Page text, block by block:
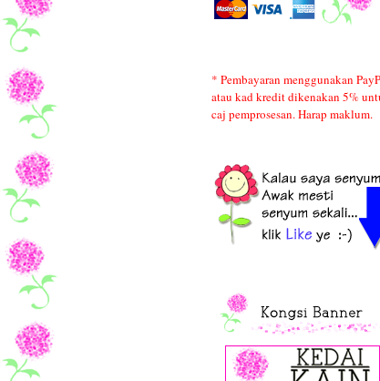
* Pembayaran menggunakan
atau kad kredit dikenakan 5%
caj pemprosesan. Harap maklum.